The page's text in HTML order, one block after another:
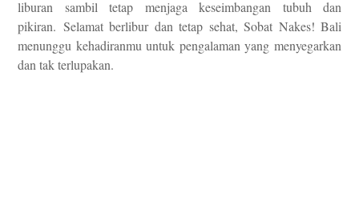
liburan sambil tetap menjaga keseimbangan tubuh dan
pikiran. Selamat berlibur dan tetap sehat, Sobat Nakes! Bali
menunggu kehadiranmu untuk pengalaman yang menyegarkan
dan tak terlupakan.